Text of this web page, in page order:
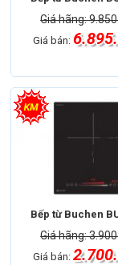
Giá hãng:
Giá bán:
Bếp từ Buchen
Giá hãng:
Giá bán: